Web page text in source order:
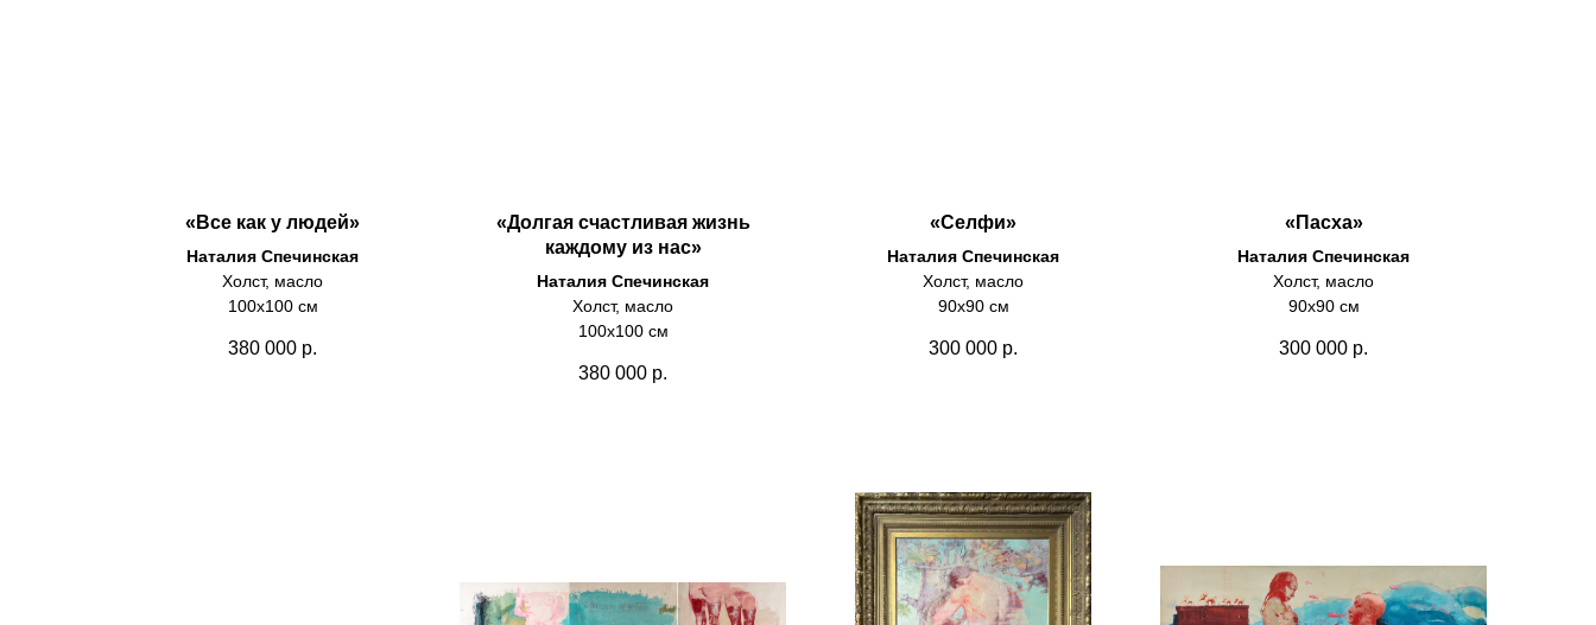
«Все как у людей»
Наталия Спечинская
Холст, масло
100х100 см
380 000 р.
«Долгая счастливая жизнь
каждому из нас»
Наталия Спечинская
Холст, масло
100х100 см
380 000 р.
«Селфи»
Наталия Спечинская
Холст, масло
90х90 см
300 000 р.
«Пасха»
Наталия Спечинская
Холст, масло
90х90 см
300 000 р.